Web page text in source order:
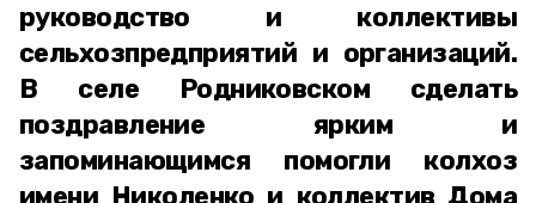
руководство и коллективы
сельхозпредприятий и организаций.
В селе Родниковском сделать
поздравление ярким и
запоминающимся помогли колхоз
имени Николенко и коллектив Дома